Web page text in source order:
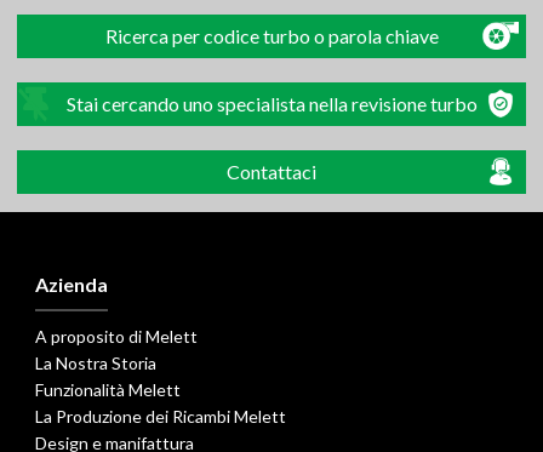
Ricerca per codice turbo o parola chiave
Stai cercando uno specialista nella revisione turbo
Contattaci
Azienda
A proposito di Melett
La Nostra Storia
Funzionalità Melett
La Produzione dei Ricambi Melett
Design e manifattura